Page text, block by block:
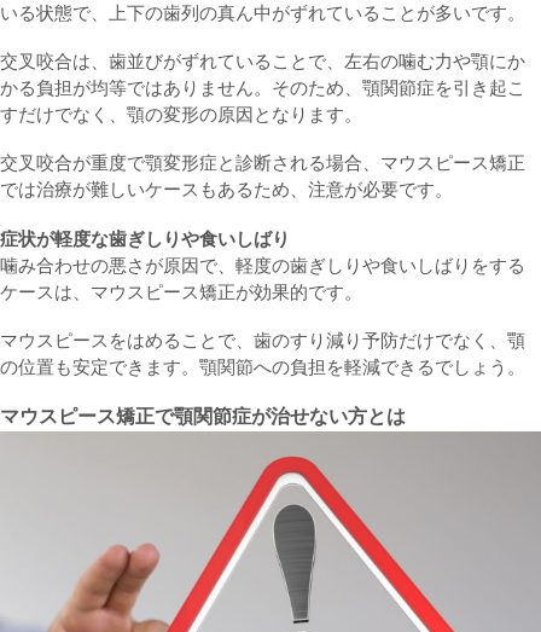
いる状態で、上下の歯列の真ん中がずれていることが多いです。
交叉咬合は、歯並びがずれていることで、左右の噛む力や顎にか
かる負担が均等ではありません。そのため、顎関節症を引き起こ
すだけでなく、顎の変形の原因となります。
交叉咬合が重度で顎変形症と診断される場合、マウスピース矯正
では治療が難しいケースもあるため、注意が必要です。
症状が軽度な歯ぎしりや食いしばり
噛み合わせの悪さが原因で、軽度の歯ぎしりや食いしばりをする
ケースは、マウスピース矯正が効果的です。
マウスピースをはめることで、歯のすり減り予防だけでなく、顎
の位置も安定できます。顎関節への負担を軽減できるでしょう。
マウスピース矯正で顎関節症が治せない方とは